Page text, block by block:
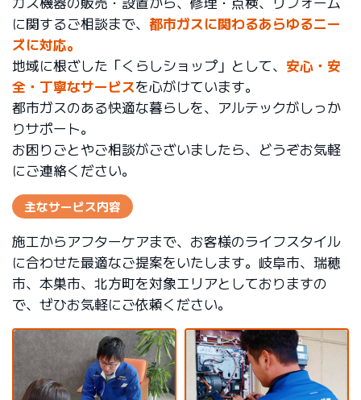
に関するご相談まで、 都市ガスに関わるあらゆるニー
ズに対応。
地域に根ざした「くらしショップ」として、 安心・安
全・丁寧なサービスを心がけています。
都市ガスのある快適な暮らしを、アルテックがしっか
りサポート。
お困りごとやご相談がございましたら、どうぞお気軽
にご連絡ください。
主なサービス内容
施工からアフターケアまで、お客様のライフスタイル
に合わせた最適なご提案をいたします。岐阜市、瑞穂
市、本巣市、北方町を対象エリアとしておりますの
で、ぜひお気軽にご依頼ください。